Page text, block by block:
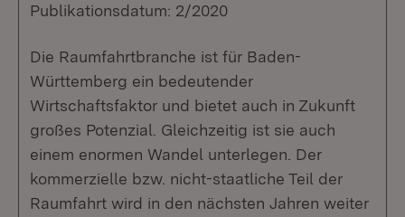
Publikationsdatum: 2/2020
Die Raumfahrtbranche ist für Baden-
Württemberg ein bedeutender
Wirtschaftsfaktor und bietet auch in Zukunft
großes Potenzial. Gleichzeitig ist sie auch
einem enormen Wandel unterlegen. Der
kommerzielle bzw. nicht-staatliche Teil der
Raumfahrt wird in den nächsten Jahren weiter